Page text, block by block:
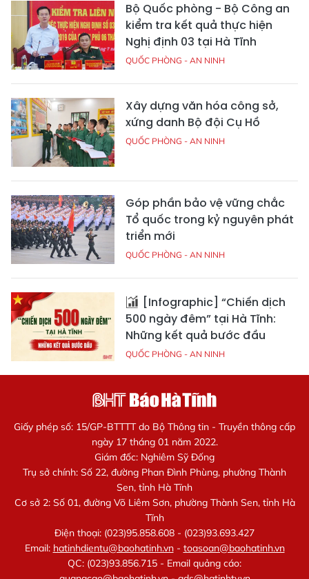
Bộ Quốc phòng - Bộ Công an
kiểm tra kết quả thực hiện
Nghị định 03 tại Hà Tĩnh
QUỐC PHÒNG - AN NINH
Xây dựng văn hóa công sở,
xứng danh Bộ đội Cụ Hồ
QUỐC PHÒNG - AN NINH
Góp phần bảo vệ vững chắc
Tổ quốc trong kỷ nguyên phát
triển mới
QUỐC PHÒNG - AN NINH
[Infographic] “Chiến dịch
500 ngày đêm” tại Hà Tĩnh:
Những kết quả bước đầu
QUỐC PHÒNG - AN NINH
Giấy phép số: 15/GP-BTTTT do Bộ Thông tin - Truyền thông cấp
ngày 17 tháng 01 năm 2022.
Giám đốc: Nghiêm Sỹ Đống
Trụ sở chính: Số 22, đường Phan Đình Phùng, phường Thành
Sen, tỉnh Hà Tĩnh
Cơ sở 2: Số 01, đường Võ Liêm Sơn, phường Thành Sen, tỉnh Hà
Tĩnh
Điện thoại: (023)95.858.608 - (023)93.693.427
Email: hatinhdientu@baohatinh.vn- toasoan@baohatinh.vn
QC: (023)93.856.715 - Email quảng cáo: